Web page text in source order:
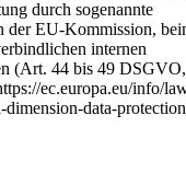
durch sogenannte
der EU-Kommission,
internen
(Art. 44 bis 49
ec.europa.eu/info/
data-